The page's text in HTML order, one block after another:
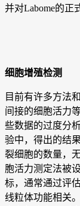
并对Labome的正
细胞增殖检测
目前有许多方法
间接的细胞活力
些数据的过度分
验中，得出的结
裂细胞的数量，
胞活力测定法被
标，通常通过评
线粒体功能相关